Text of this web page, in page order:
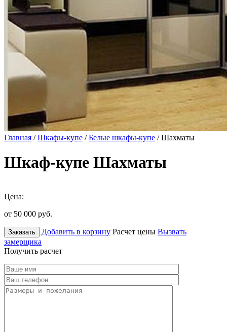
Главная /Шкафы-купе /Белые шкафы-купе / Шахматы
Шкаф-купе Шахматы
Цена:
от 50 000 руб.
Заказать Добавить в корзину Расчет цены Вызвать
замерщика
Получить расчет